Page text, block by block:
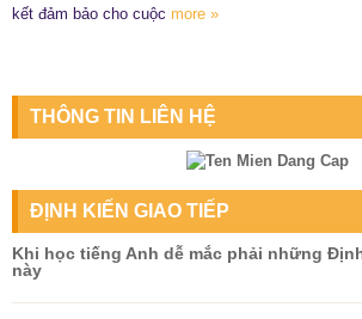
kết đảm bảo cho cuộc more »
THÔNG TIN LIÊN HỆ
ĐỊNH KIẾN GIAO TIẾP
Khi học tiếng Anh dễ mắc phải những
này